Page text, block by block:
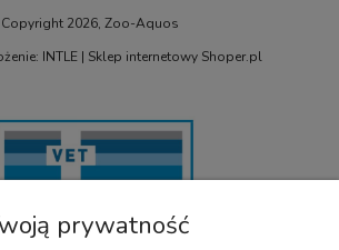
Copyright 2026, Zoo-Aquos
INTLE| Sklep internetowy Shoper.pl
prywatność